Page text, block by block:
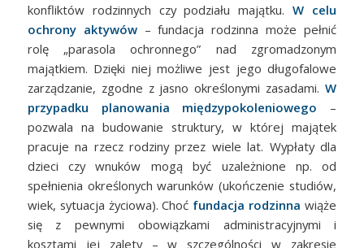
konfliktów rodzinnych czy podziału majątku.W celu
ochrony aktywów– fundacja rodzinna może pełnić
rolę „parasola ochronnego” nad zgromadzonym
majątkiem. Dzięki niej możliwe jest jego długofalowe
zarządzanie, zgodne z jasno określonymi zasadami.W
przypadku planowania międzypokoleniowego –
pozwala na budowanie struktury, w której majątek
pracuje na rzecz rodziny przez wiele lat. Wypłaty dla
dzieci czy wnuków mogą być uzależnione np. od
spełnienia określonych warunków (ukończenie studiów,
wiek, sytuacja życiowa). Choć fundacja rodzinna wiąże
się z pewnymi obowiązkami administracyjnymi i
kosztami jej zalety – w szczególności w zakresie